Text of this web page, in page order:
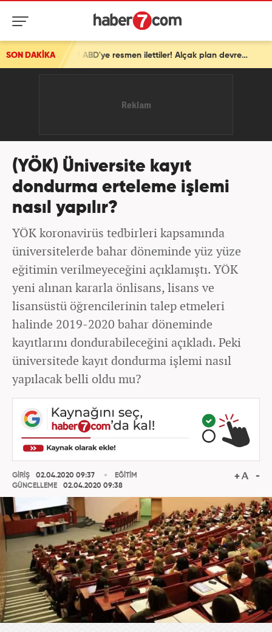
SON DAKİKA İsrail'den ortalığı karıştıracak Gazze kararı! ABD'ye resmen ilettiler! Alçak plan devrede
(YÖK) Üniversite kayıt
dondurma erteleme işlemi
nasıl yapılır?
YÖK koronavirüs tedbirleri kapsamında
üniversitelerde bahar döneminde yüz yüze
eğitimin verilmeyeceğini açıklamıştı. YÖK
yeni alınan kararla önlisans, lisans ve
lisansüstü öğrencilerinin talep etmeleri
halinde 2019-2020 bahar döneminde
kayıtlarını dondurabileceğini açıkladı. Peki
üniversitede kayıt dondurma işlemi nasıl
yapılacak belli oldu mu?
GİRİŞ
02.04.2020 09:37
GÜNCELLEME
02.04.2020 09:38
EĞİTİM